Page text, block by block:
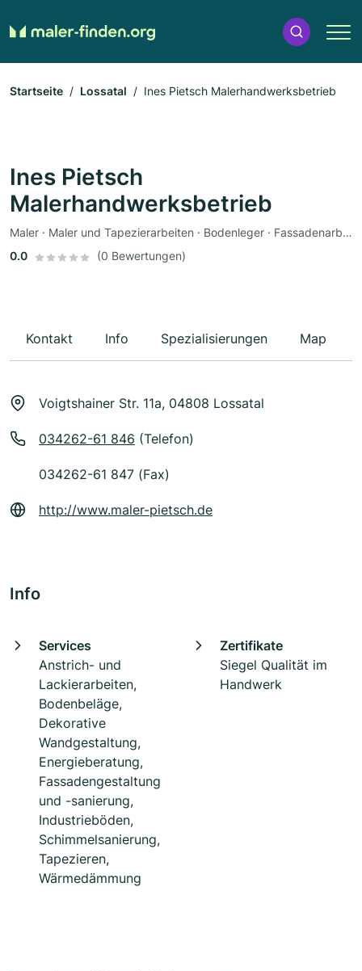
Startseite Lossatal Ines Pietsch Malerhandwerksbetrieb
Ines Pietsch
Malerhandwerksbetrieb
Maler · Maler und Tapezierarbeiten · Bodenleger · Fassadenarbeiten · Schimmelsanierung · Tapezierer · Dämmung
0.0
(0 Bewertungen)
Kontakt Info Spezialisierungen Map
Voigtshainer Str. 11a, 04808 Lossatal
034262-61 846 (Telefon)
034262-61 847 (Fax)
http://www.maler-pietsch.de
Info
Services
Anstrich- und
Lackierarbeiten,
Bodenbeläge,
Dekorative
Wandgestaltung,
Energieberatung,
Fassadengestaltung
und -sanierung,
Industrieböden,
Schimmelsanierung,
Tapezieren,
Wärmedämmung
Zertifikate
Siegel Qualität im
Handwerk